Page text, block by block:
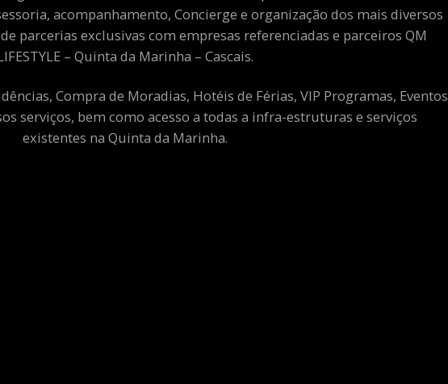
acompanhamento, Concierge e organização dos mais diversos
parcerias exclusivas com empresas referenciadas e parceiros QM
– Quinta da Marinha – Cascais.
Compra de Moradias, Hotéis de Férias, VIP Programas, Eventos
serviços, bem como acesso a todas a infra-estruturas e serviços
existentes na Quinta da Marinha.